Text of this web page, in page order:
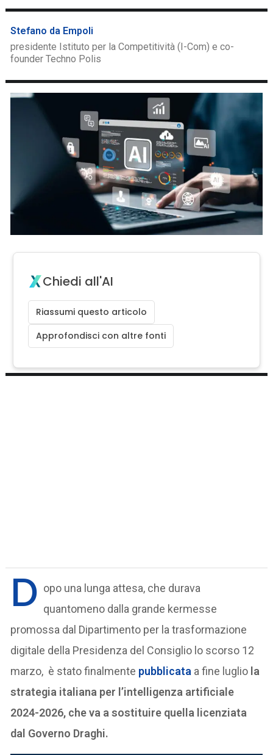
Stefano da Empoli
presidente Istituto per la Competitività (I-Com) e co-
founder Techno Polis
Chiedi all'AI
Riassumi questo articolo
Approfondisci con altre fonti
D opo una lunga attesa, che durava
quantomeno dalla grande kermesse
promossa dal Dipartimento per la trasformazione
digitale della Presidenza del Consiglio lo scorso 12
marzo, è stato finalmente pubblicata a fine luglio la
strategia italiana per l’intelligenza artificiale
2024-2026, che va a sostituire quella licenziata
dal Governo Draghi.